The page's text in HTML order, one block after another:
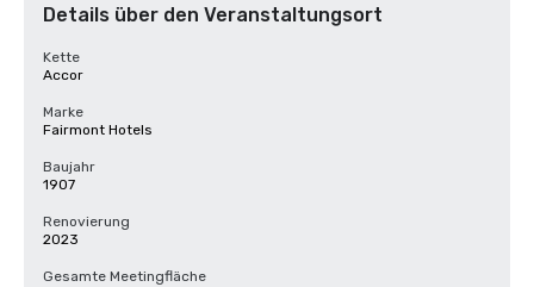
Details über den Veranstaltungsort
Kette
Accor
Marke
Fairmont Hotels
Baujahr
1907
Renovierung
2023
Gesamte Meetingfläche